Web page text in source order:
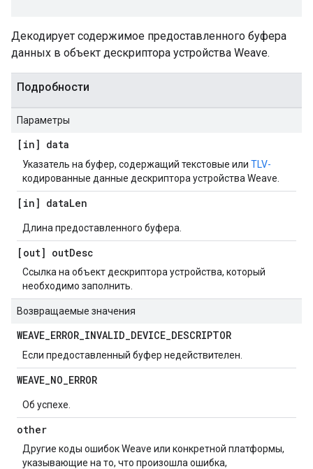
Декодирует содержимое предоставленного буфера
данных в объект дескриптора устройства Weave.
Подробности
Параметры
[in] data
Указатель на буфер, содержащий текстовые или TLV-
кодированные данные дескриптора устройства Weave.
[in] dataLen
Длина предоставленного буфера.
[out] outDesc
Ссылка на объект дескриптора устройства, который
необходимо заполнить.
Возвращаемые значения
WEAVE_ERROR_INVALID_DEVICE_DESCRIPTOR
Если предоставленный буфер недействителен.
WEAVE_NO_ERROR
Об успехе.
other
Другие коды ошибок Weave или конкретной платформы,
указывающие на то, что произошла ошибка,